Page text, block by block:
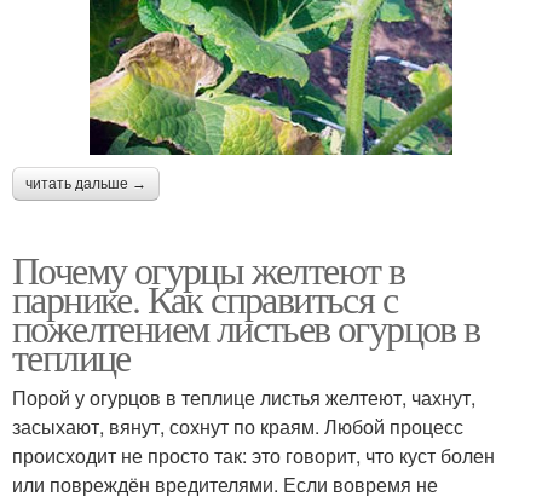
читать дальше →
Почему огурцы желтеют в
парнике. Как справиться с
пожелтением листьев огурцов в
теплице
Порой у огурцов в теплице листья желтеют, чахнут,
засыхают, вянут, сохнут по краям. Любой процесс
происходит не просто так: это говорит, что куст болен
или повреждён вредителями. Если вовремя не